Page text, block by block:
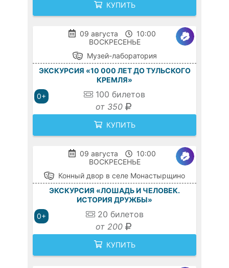
КУПИТЬ
09 августа
10:00
ВОСКРЕСЕНЬЕ
0+
Музей-лаборатория
ЭКСКУРСИЯ «10 000 ЛЕТ ДО ТУЛЬСКОГО
КРЕМЛЯ»
100 билетов
от 350
КУПИТЬ
09 августа
10:00
ВОСКРЕСЕНЬЕ
0+
Конный двор в селе Монастырщино
ЭКСКУРСИЯ «ЛОШАДЬ И ЧЕЛОВЕК.
ИСТОРИЯ ДРУЖБЫ»
20 билетов
от 200
КУПИТЬ